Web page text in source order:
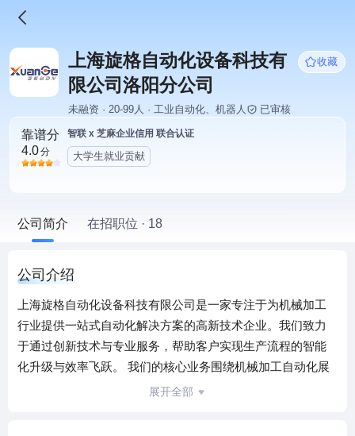
上海旋格自动化设备科技有
限公司洛阳分公司
收藏
未融资 · 20-99人 · 工业自动化、机器人 已审核
靠谱分
4.0分
智联 x 芝麻企业信用 联合认证
大学生就业贡献
公司简介 在招职位 · 18
公司介绍
上海旋格自动化设备科技有限公司是一家专注于为机械加工
行业提供一站式自动化解决方案的高新技术企业。我们致力
于通过创新技术与专业服务，帮助客户实现生产流程的智能
化升级与效率飞跃。 我们的核心业务围绕机械加工自动化展
开，涵盖： · 自动化上下料系统：为客户量身打造高效、稳定
展开全部